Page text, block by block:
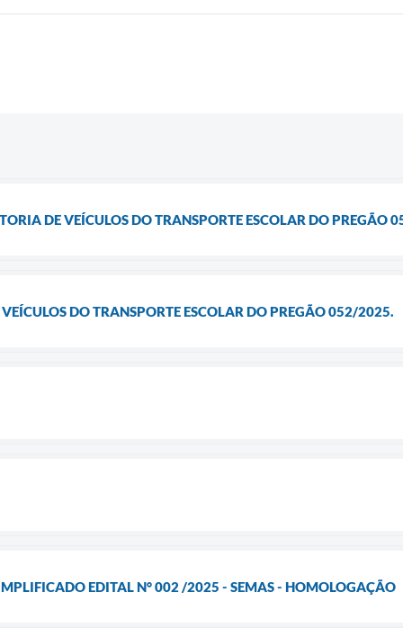
DE VEÍCULOS DO TRANSPORTE ESCOLAR DO PREGÃO
DO TRANSPORTE ESCOLAR DO PREGÃO 052/2025.
EDITAL N° 002 /2025 - SEMAS - HOMOLOGAÇÃO